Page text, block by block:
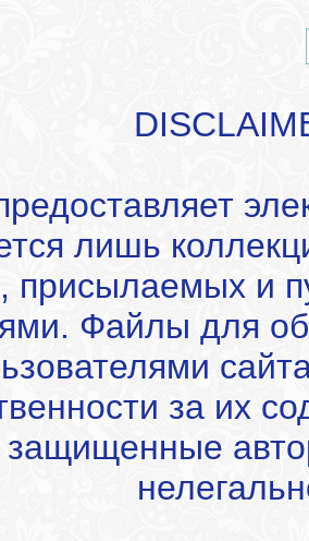
лишь
присылаемых и
Файлы для
за их